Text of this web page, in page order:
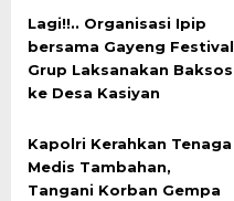
Lagi!!.. Organisasi Ipip
bersama Gayeng Festival
Grup Laksanakan Baksos
ke Desa Kasiyan
Kapolri Kerahkan Tenaga
Medis Tambahan,
Tangani Korban Gempa